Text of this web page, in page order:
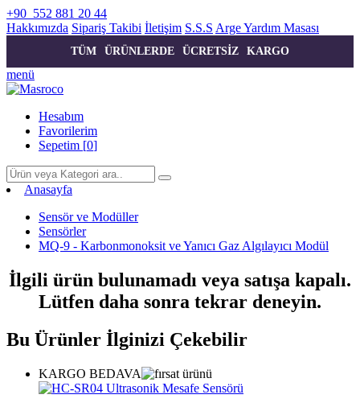
+90 552 881 20 44
Hakkımızda Sipariş Takibi İletişim S.S.S Arge Yardım Masası
TÜM ÜRÜNLERDE ÜCRETSİZ KARGO
menü
Hesabım
Favorilerim
Sepetim [0]
Anasayfa
Sensör ve Modüller
Sensörler
MQ-9 - Karbonmonoksit ve Yanıcı Gaz Algılayıcı Modül
İlgili ürün bulunamadı veya satışa kapalı.
Lütfen daha sonra tekrar deneyin.
Bu Ürünler İlginizi Çekebilir
KARGO BEDAVA